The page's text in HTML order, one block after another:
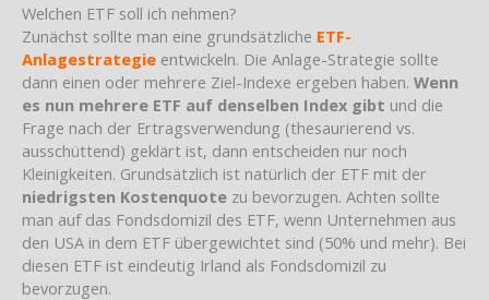
Welchen ETF soll ich nehmen?
Zunächst sollte man eine grundsätzliche ETF-
Anlagestrategie entwickeln. Die Anlage-Strategie sollte
dann einen oder mehrere Ziel-Indexe ergeben haben. Wenn
es nun mehrere ETF auf denselben Index gibt und die
Frage nach der Ertragsverwendung (thesaurierend vs.
ausschüttend) geklärt ist, dann entscheiden nur noch
Kleinigkeiten. Grundsätzlich ist natürlich der ETF mit der
niedrigsten Kostenquote zu bevorzugen. Achten sollte
man auf das Fondsdomizil des ETF, wenn Unternehmen aus
den USA in dem ETF übergewichtet sind (50% und mehr). Bei
diesen ETF ist eindeutig Irland als Fondsdomizil zu
bevorzugen.